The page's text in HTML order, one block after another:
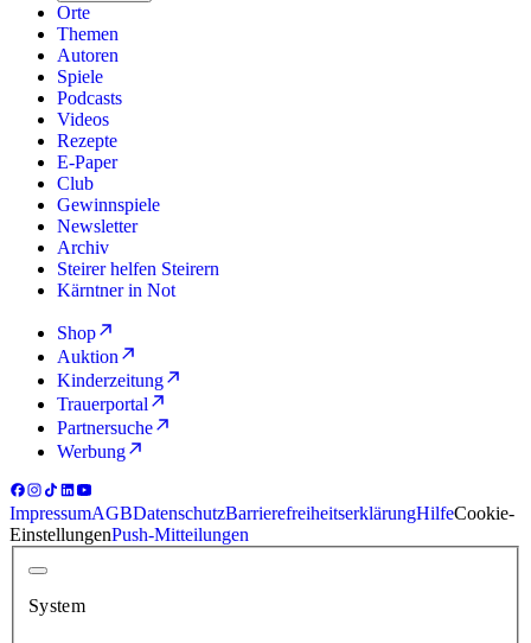
Orte
Themen
Autoren
Spiele
Podcasts
Videos
Rezepte
E-Paper
Club
Gewinnspiele
Newsletter
Archiv
Steirer helfen Steirern
Kärntner in Not
Shop
Auktion
Kinderzeitung
Trauerportal
Partnersuche
Werbung
ImpressumAGBDatenschutzBarrierefreiheitserklärungHilfeCookie-
EinstellungenPush-Mitteilungen
System